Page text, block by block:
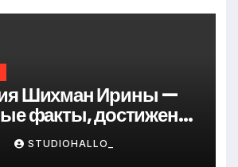
Шихман Ирины —
факты, достижения
STUDIOHALLO_